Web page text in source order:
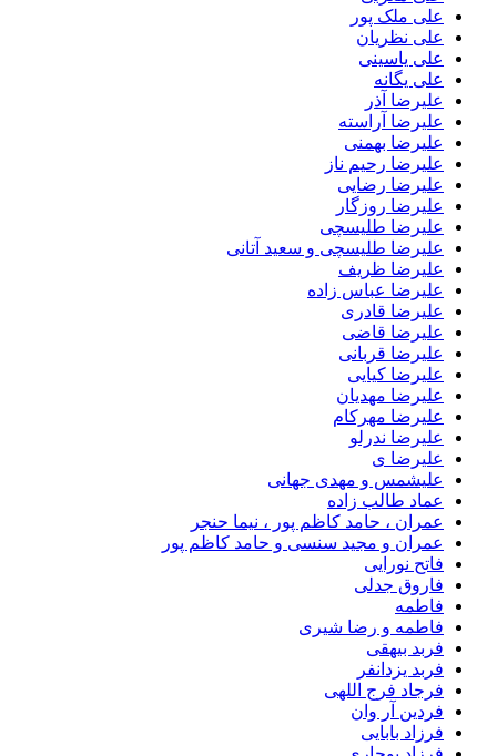
علی ملک پور
علی نظریان
علی یاسینی
علی یگانه
علیرضا آذر
علیرضا آراسته
علیرضا بهمنی
علیرضا رحیم ناز
علیرضا رضایی
علیرضا روزگار
علیرضا طلیسچی
علیرضا طلیسچی و سعید آتانی
علیرضا ظریف
علیرضا عباس زاده
علیرضا قادری
علیرضا قاضی
علیرضا قربانی
علیرضا کیایی
علیرضا مهدیان
علیرضا مهرکام
علیرضا ندرلو
علیرضا ی
علیشمس و مهدی جهانی
عماد طالب زاده
عمران ، حامد کاظم پور ، نیما حنجر
عمران و مجید سنسی و حامد کاظم پور
فاتح نورایی
فاروق جدلی
فاطمه
فاطمه و رضا شیری
فربد بیهقی
فربد یزدانفر
فرجاد فرج اللهی
فردین آر وان
فرزاد بابایی